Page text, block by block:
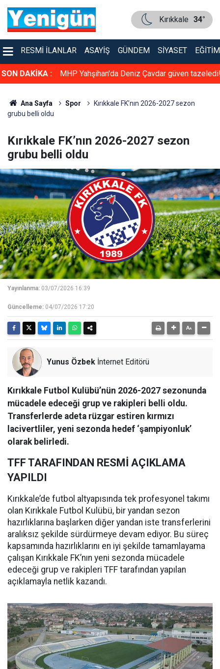
Kırıkkale 34°
RESMI İLANLAR ASAYIŞ GÜNDEM SIYASET EĞITIM
SON DAKİKA :
Resm MHP Yahşihan'da Deniz Çavdar güven
Ana Sayfa Spor
Kırıkkale FK’nın 2026-2027 sezon
grubu belli oldu
Kırıkkale FK’nın 2026-2027 sezon
grubu belli oldu
Yayınlanma: 03/07/2026 16:39
Güncelleme: 04/07/2026 17:20
Yunus Özbek İnternet Editörü
Kırıkkale Futbol Kulübü’nün 2026-2027 sezonunda
mücadele edeceği grup ve rakipleri belli oldu.
Transferlerde adeta rüzgar estiren kırmızı
lacivertliler, yeni sezonda hedef ‘şampiyonluk’
olarak belirledi.
TFF TARAFINDAN RESMİ AÇIKLAMA
YAPILDI
Kırıkkale’de futbol altyapısında tek profesyonel takımı
olan Kırıkkale Futbol Kulübü, bir yandan sezon
hazırlıklarına başlarken diğer yandan iste transferlerini
aralıksız şekilde sürdürmeye devam ediyor. Bu süreç
kapsamında hazırlıklarını en iyi şekilde tamamlayama
çalışan Kırıkkale FK’nın yeni sezonda mücadele
edeceği grup ve rakipleri TFF tarafından yapılan
açıklamayla netlik kazandı.